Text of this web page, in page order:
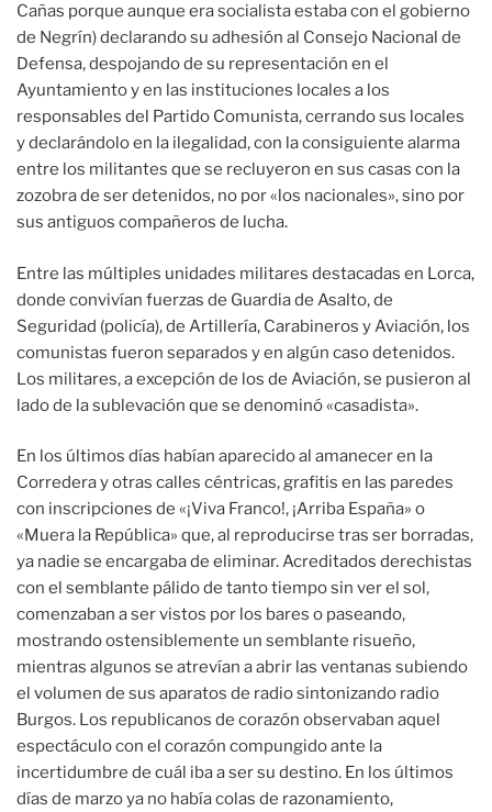
Cañas porque aunque era socialista estaba con el gobierno
de Negrín) declarando su adhesión al Consejo Nacional de
Defensa, despojando de su representación en el
Ayuntamiento y en las instituciones locales a los
responsables del Partido Comunista, cerrando sus locales
y declarándolo en la ilegalidad, con la consiguiente alarma
entre los militantes que se recluyeron en sus casas con la
zozobra de ser detenidos, no por «los nacionales», sino por
sus antiguos compañeros de lucha.
Entre las múltiples unidades militares destacadas en Lorca,
donde convivían fuerzas de Guardia de Asalto, de
Seguridad (policía), de Artillería, Carabineros y Aviación, los
comunistas fueron separados y en algún caso detenidos.
Los militares, a excepción de los de Aviación, se pusieron al
lado de la sublevación que se denominó «casadista».
En los últimos días habían aparecido al amanecer en la
Corredera y otras calles céntricas, grafitis en las paredes
con inscripciones de «¡Viva Franco!, ¡Arriba España» o
«Muera la República» que, al reproducirse tras ser borradas,
ya nadie se encargaba de eliminar. Acreditados derechistas
con el semblante pálido de tanto tiempo sin ver el sol,
comenzaban a ser vistos por los bares o paseando,
mostrando ostensiblemente un semblante risueño,
mientras algunos se atrevían a abrir las ventanas subiendo
el volumen de sus aparatos de radio sintonizando radio
Burgos. Los republicanos de corazón observaban aquel
espectáculo con el corazón compungido ante la
incertidumbre de cuál iba a ser su destino. En los últimos
días de marzo ya no había colas de razonamiento,